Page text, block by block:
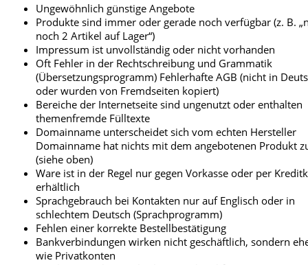
Ungewöhnlich günstige Angebote
Produkte sind immer oder gerade noch verfügbar (z. B.
noch 2 Artikel auf Lager“)
Impressum ist unvollständig oder nicht vorhanden
Oft Fehler in der Rechtschreibung und Grammatik
(Übersetzungsprogramm) Fehlerhafte AGB (nicht in
oder wurden von Fremdseiten kopiert)
Bereiche der Internetseite sind ungenutzt oder enthalten
themenfremde Fülltexte
Domainname unterscheidet sich vom echten Hersteller
Domainname hat nichts mit dem angebotenen Produkt
(siehe oben)
Ware ist in der Regel nur gegen Vorkasse oder per
erhältlich
Sprachgebrauch bei Kontakten nur auf Englisch oder in
schlechtem Deutsch (Sprachprogramm)
Fehlen einer korrekte Bestellbestätigung
Bankverbindungen wirken nicht geschäftlich, sondern
wie Privatkonten